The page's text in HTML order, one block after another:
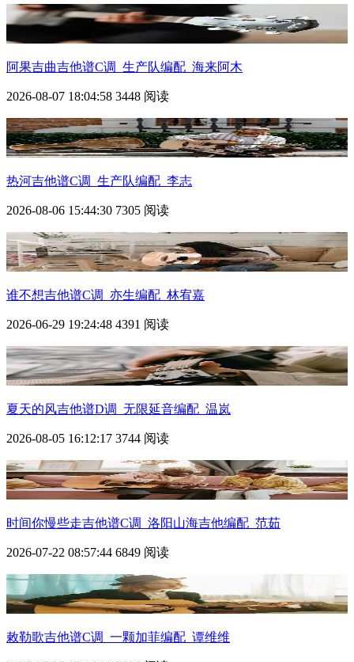
阿果吉曲吉他谱C调_生产队编配_海来阿木
2026-08-07 18:04:58 3448 阅读
热河吉他谱C调_生产队编配_李志
2026-08-06 15:44:30 7305 阅读
谁不想吉他谱C调_亦生编配_林宥嘉
2026-06-29 19:24:48 4391 阅读
夏天的风吉他谱D调_无限延音编配_温岚
2026-08-05 16:12:17 3744 阅读
时间你慢些走吉他谱C调_洛阳山海吉他编配_范茹
2026-07-22 08:57:44 6849 阅读
敕勒歌吉他谱C调_一颗加菲编配_谭维维